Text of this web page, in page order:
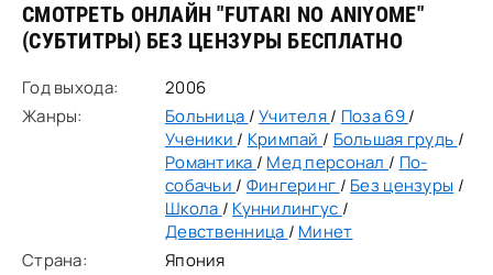
СМОТРЕТЬ ОНЛАЙН "FUTARI NO ANIYOME"
(СУБТИТРЫ) БЕЗ ЦЕНЗУРЫ БЕСПЛАТНО
Год выхода:
2006
Жанры:
Больница /Учителя/ Поза 69/
Ученики / Кримпай / Большая грудь /
Романтика / Мед персонал / По-
собачьи / Фингеринг / Без цензуры /
Школа / Куннилингус /
Девственница / Минет
Страна:
Япония